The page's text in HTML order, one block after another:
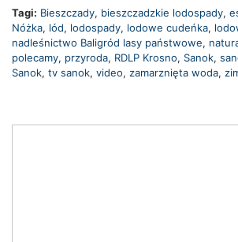
Tagi: Bieszczady, bieszczadzkie lodospady,
Nóżka, lód, lodospady, lodowe cudeńka,
nadleśnictwo Baligród lasy państwowe,
polecamy, przyroda, RDLP Krosno, Sanok,
Sanok, tv sanok, video, zamarznięta woda,